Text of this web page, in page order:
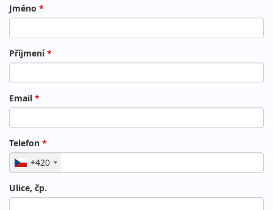
Jméno *
Příjmení*
Email *
Telefon *
+420
Ulice, čp.